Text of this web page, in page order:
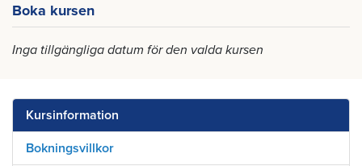
Boka kursen
Inga tillgängliga datum för den valda kursen
Kursinformation
Bokningsvillkor